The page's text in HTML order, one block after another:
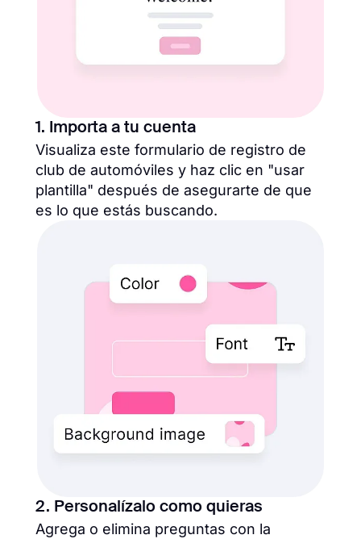
1. Importa a tu cuenta
Visualiza este formulario de registro de
club de automóviles y haz clic en "usar
plantilla" después de asegurarte de que
es lo que estás buscando.
2. Personalízalo como quieras
Agrega o elimina preguntas con la